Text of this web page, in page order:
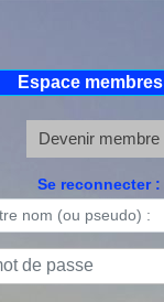
Espace membres
Devenir membre
Se reconnecter :